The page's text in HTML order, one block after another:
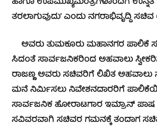
ತರಲಾಗುವುದು’ ಎಂದು ನಗರಾಭಿವೃದ್ಧಿ
ಅವರು ತುಮಕೂರು ಮಹಾನಗರ ಪಾಲಿಕೆ
ಸಿದಂತೆ ಸಾರ್ವಜನಿಕರಿಂದ ಅಹವಾಲು
ರಾಜಣ್ಣ ಅವರು ಸಚಿವರಿಗೆ ಲಿಖಿತ ಅಹವಾಲು
ಮನೆ ನಿರ್ಮಿಸಲು ನಿವೇಶನದಾರರಿಗೆ
ಸಾರ್ವಜನಿಕ ಹೋರಾಟಗಾರ ಇಮ್ರಾನ್ ಪಾಷ
ಸವಿವರವಾಗಿ ಸಚಿವರ ಗಮನಕ್ಕೆ ತಂದಾಗ